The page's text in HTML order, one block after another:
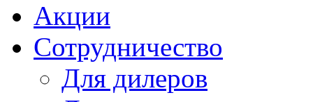
Акции
Сотрудничество
Для дилеров